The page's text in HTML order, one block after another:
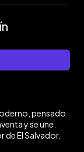
pensado
y se une.
El Salvador.